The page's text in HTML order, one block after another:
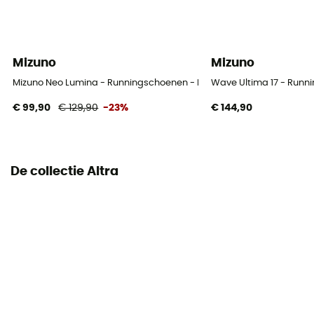
Drop
0 mm
Sluitsysteem
Mizuno
Mizuno Neo Lumina - Runningschoenen - Heren
€ 99,90 € 129,90 -23%
Mizuno
Wave Ultima 17 -
€ 144,90
De collectie Altra